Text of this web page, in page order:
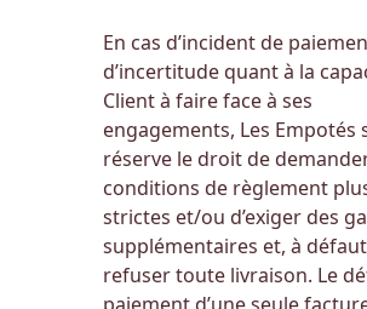
En cas d’incident de
d’incertitude quant à la
Client à faire face à ses
engagements, Les Empotés
réserve le droit de
conditions de règlement
strictes et/ou d’exiger des
supplémentaires et, à
refuser toute livraison. Le